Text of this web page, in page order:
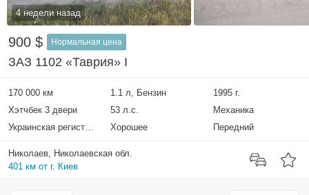
4 недели назад
900 $ Нормальная цена
ЗАЗ 1102 «Таврия» I
170 000 км 1.1 л, Бензин
1995 г.
Хэтчбек 3 двери
53 л.с.
Механика
Украинская регистрация
Хорошее Передний
Николаев, Николаевская обл.
401 км от г. Киев